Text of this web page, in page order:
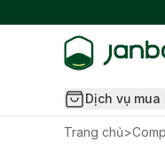
Dịch vụ mua
Trang chủ>